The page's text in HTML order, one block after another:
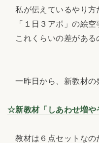
私が伝えているやり方
「１日３アポ」の絵空
これくらいの差がある
一昨日から、新教材の
☆新教材「しあわせ増や
教材は６点セットなの